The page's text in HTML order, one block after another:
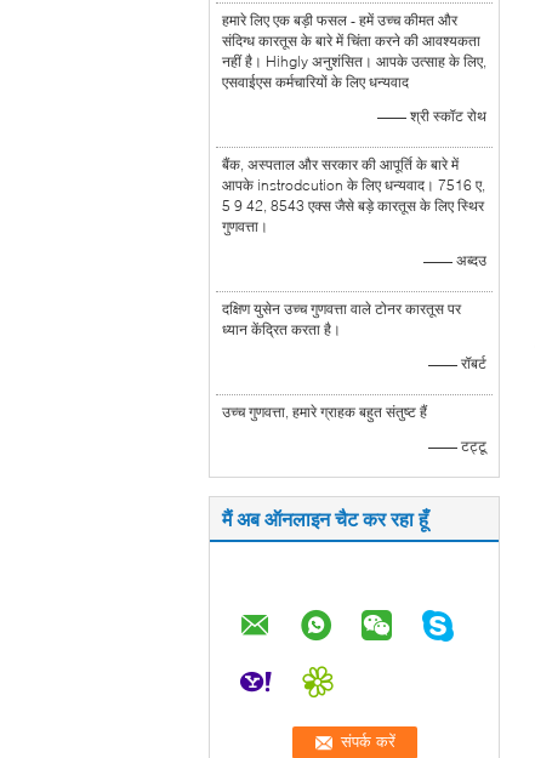
हमारे लिए एक बड़ी फसल - हमें उच्च कीमत और
संदिग्ध कारतूस के बारे में चिंता करने की आवश्यकता
नहीं है। Hihgly अनुशंसित। आपके उत्साह के लिए,
एसवाईएस कर्मचारियों के लिए धन्यवाद
—— श्री स्कॉट रोथ
बैंक, अस्पताल और सरकार की आपूर्ति के बारे में
आपके instrodcution के लिए धन्यवाद। 7516 ए,
5 9 42, 8543 एक्स जैसे बड़े कारतूस के लिए स्थिर
गुणवत्ता।
—— अब्दउ
दक्षिण युसेन उच्च गुणवत्ता वाले टोनर कारतूस पर
ध्यान केंद्रित करता है।
—— रॉबर्ट
उच्च गुणवत्ता, हमारे ग्राहक बहुत संतुष्ट हैं
—— टट्टू
मैं अब ऑनलाइन चैट कर रहा हूँ